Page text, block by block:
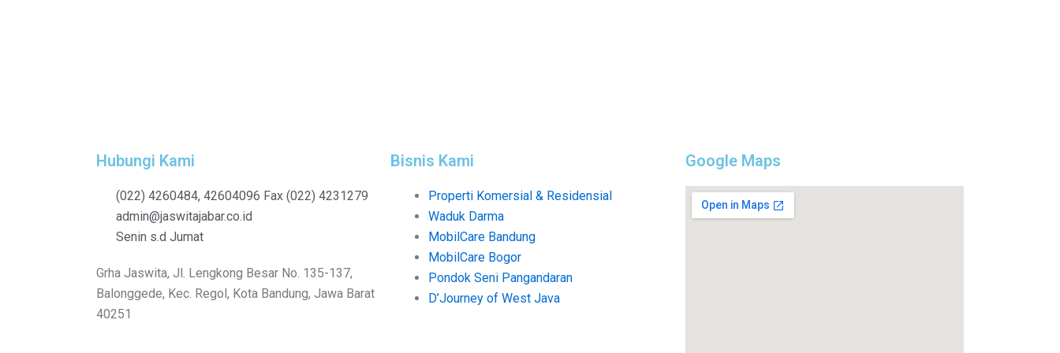
Hubungi Kami
(022) 4260484, 42604096 Fax (022) 4231279
admin@jaswitajabar.co.id
Senin s.d Jumat
Grha Jaswita, Jl. Lengkong Besar No. 135-137,
Balonggede, Kec. Regol, Kota Bandung, Jawa Barat
40251
Bisnis Kami
Properti Komersial & Residensial
Waduk Darma
MobilCare Bandung
MobilCare Bogor
Pondok Seni Pangandaran
D’Journey of West Java
Google Maps